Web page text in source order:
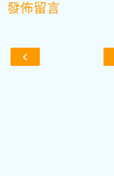
發佈留言
‹